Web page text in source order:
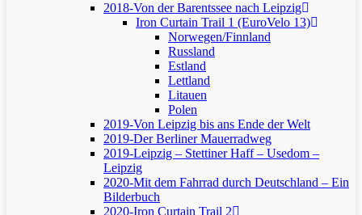
2018-Von der Barentssee nach Leipzig
Iron Curtain Trail 1 (EuroVelo 13)
Norwegen/Finnland
Russland
Estland
Lettland
Litauen
Polen
2019-Von Leipzig bis ans Ende der Welt
2019-Der Berliner Mauerradweg
2019-Leipzig – Stettiner Haff – Usedom –
Leipzig
2020-Mit dem Fahrrad durch Deutschland – Ein
Bilderbuch
2020-Iron Curtain Trail 2